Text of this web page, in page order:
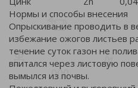
Нормы и способы внесения
Опрыскивание проводить в
избежание ожогов листьев
течение суток газон не
впитался через листовую
вымылся из почвы.